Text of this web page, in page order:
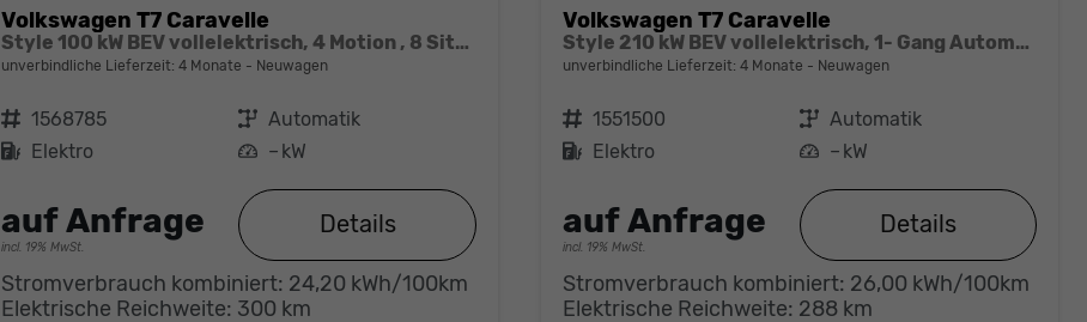
Volkswagen T7 Caravelle
Style 100 kW BEV vollelektrisch, 4 Motion , 8 Sitze, Navigationssystem Discover Media, Klimaautomatik 3 Zonen, dunkel eingefärbte Scheiben, Fahrerassistenzpaket Plus,
unverbindliche Lieferzeit:4 Monate Neuwagen
Fahrzeugnr. 1568785 Getriebe Automatik
Kraftstoff Elektro Leistung – kW
auf Anfrage
incl. 19% MwSt.
Details
Stromverbrauch kombiniert: 24,20 kWh/100km
Elektrische Reichweite: 300 km
Volkswagen T7 Caravelle
Style 210 kW BEV vollelektrisch, 1- Gang Automatik, Heckantrieb,8 Sitze, Klimaautomatik 3 Zonen, Navigationssystem, Fahrerassistenzpaket Plus, Langer Radstand
unverbindliche Lieferzeit: 4 Monate Neuwagen
Fahrzeugnr. 1551500 Getriebe Automatik
Kraftstoff Elektro Leistung – kW
auf Anfrage
incl. 19% MwSt.
Details
Stromverbrauch kombiniert: 26,00 kWh/100km
Elektrische Reichweite: 288 km